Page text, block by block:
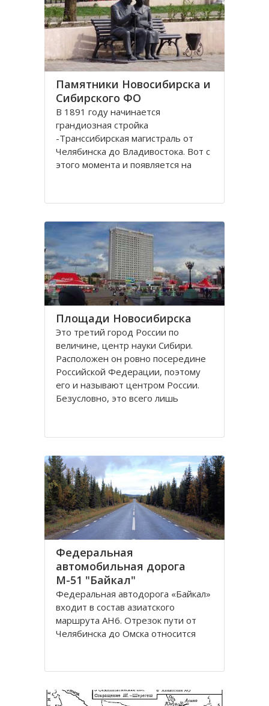
Памятники Новосибирска и
Сибирского ФО
В 1891 году начинается
грандиозная стройка
-Транссибирская магистраль от
Челябинска до Владивостока. Вот с
этого момента и появляется на
История его существования
дорогой. Здесь стоит памятник-
паровоз Н.А
Площади Новосибирска
Это третий город России по
величине, центр науки Сибири.
Расположен он ровно посередине
Российской Федерации, поэтому
его и называют центром России.
Безусловно, это всего лишь
Площадей в Новосибирске
значительных в городе относятся
Федеральная
автомобильная дорога
М-51 "Байкал"
Федеральная автодорога «Байкал»
входит в состав азиатского
маршрута AH6. Отрезок пути от
Челябинска до Омска относится
территориям России, Казахстана и
М55. Автомобильная трасса